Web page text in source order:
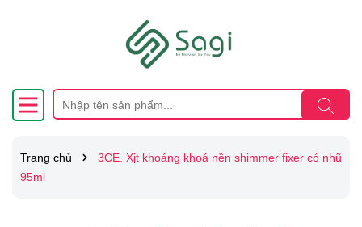
Trang chủ
3CE. Xịt khoáng khoá nền shimmer fixer có nhũ
95ml